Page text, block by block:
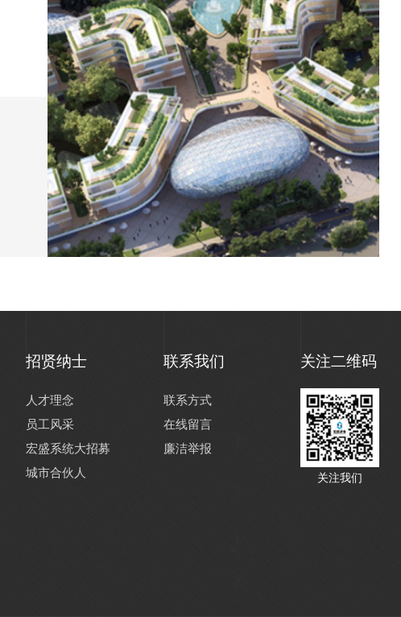
招贤纳士
人才理念
员工风采
宏盛系统大招募
城市合伙人
联系我们
联系方式
在线留言
廉洁举报
关注二维码
关注我们